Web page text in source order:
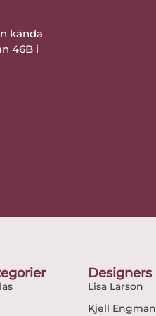
kända
46B i
Designers
Lisa Larson
Kjell Engman